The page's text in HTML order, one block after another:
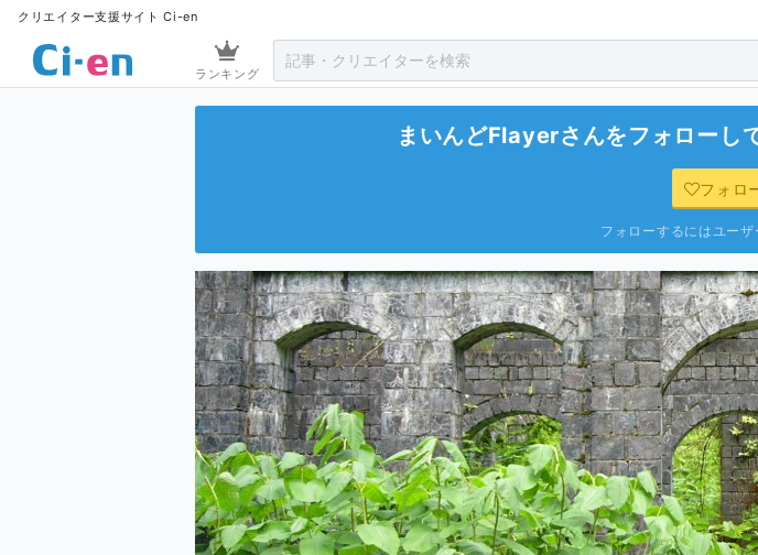
クリエイター支援サイト Ci-en
ランキング
まいんどFlayerさんをフォローし
フォロ
フォローするにはユーザ